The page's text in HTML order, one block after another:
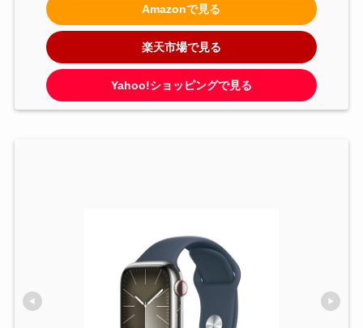
Amazonで見る
楽天市場で見る
Yahoo!ショッピングで見る